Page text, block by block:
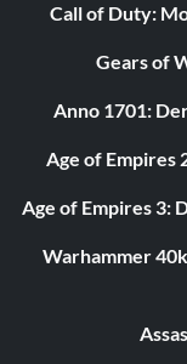
Call of Duty:
Gears of
Anno 1701:
Age of Empires
Age of Empires 3:
Warhammer